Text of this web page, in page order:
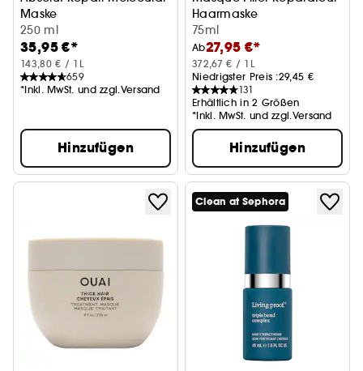
Maske
für geschädigtes Haar
250 ml
35,95 €*
143,80 € / 1L
659
*Inkl. MwSt. und zzgl.Versand
Hinzufügen
Haarmaske
75ml
Ab27,95 €*
372,67 € / 1L
Niedrigster Preis :29,45 €
131
Erhältlich in 2 Größen
*Inkl. MwSt. und zzgl.Versand
Hinzufügen
Clean at Sephora